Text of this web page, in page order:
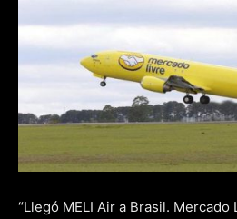
“Llegó MELI Air a Brasil.